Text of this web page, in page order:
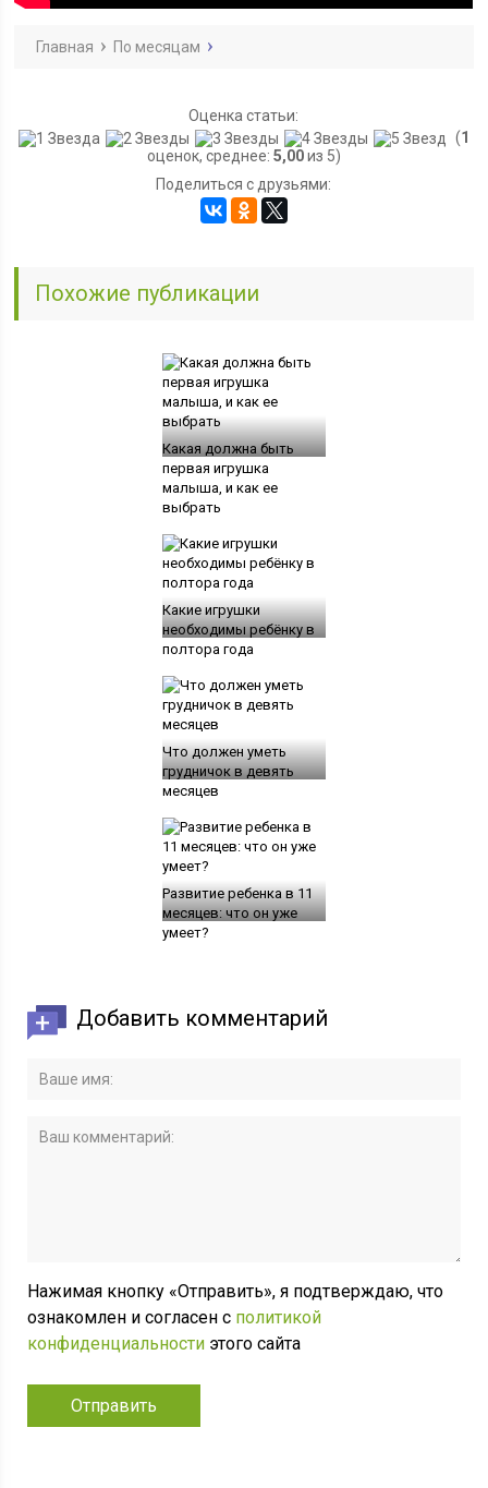
Главная По месяцам
Оценка статьи:
(1
оценок, среднее: 5,00из 5)
Поделиться с друзьями:
Похожие публикации
Какая должна быть
первая игрушка
малыша, и как ее
выбрать
Какие игрушки
необходимы ребёнку в
полтора года
Что должен уметь
грудничок в девять
месяцев
Развитие ребенка в 11
месяцев: что он уже
умеет?
Добавить комментарий
Нажимая кнопку «Отправить», я подтверждаю, что
ознакомлен и согласен с политикой
конфиденциальности этого сайта